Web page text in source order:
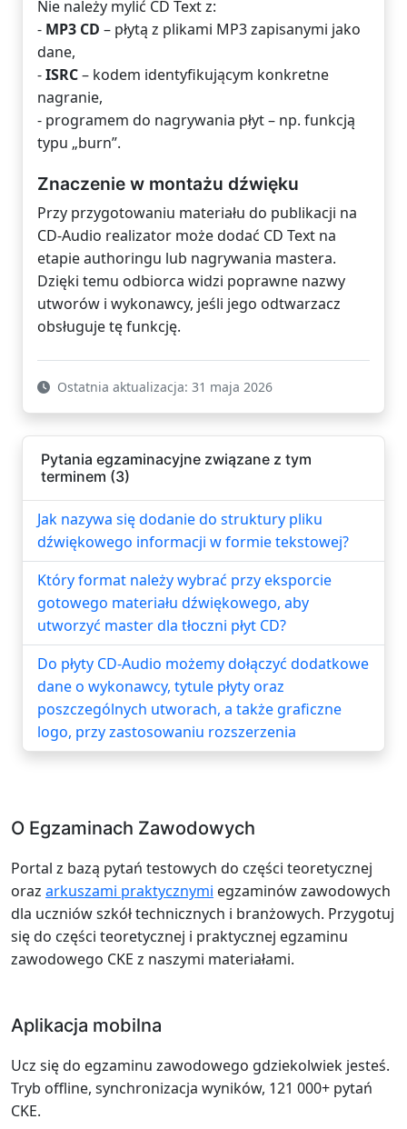
Nie należy mylić CD Text z:
- MP3 CD – płytą z plikami MP3 zapisanymi jako
dane,
-ISRC– kodem identyfikującym konkretne
nagranie,
- programem do nagrywania płyt – np. funkcją
typu „burn”.
Znaczenie w montażu dźwięku
Przy przygotowaniu materiału do publikacji na
CD-Audio realizator może dodać CD Text na
etapie authoringu lub nagrywania mastera.
Dzięki temu odbiorca widzi poprawne nazwy
utworów i wykonawcy, jeśli jego odtwarzacz
obsługuje tę funkcję.
Ostatnia aktualizacja: 31 maja 2026
Pytania egzaminacyjne związane z tym
terminem (3)
Jak nazywa się dodanie do struktury pliku
dźwiękowego informacji w formie tekstowej?
Który format należy wybrać przy eksporcie
gotowego materiału dźwiękowego, aby
utworzyć master dla tłoczni płyt CD?
Do płyty CD-Audio możemy dołączyć dodatkowe
dane o wykonawcy, tytule płyty oraz
poszczególnych utworach, a także graficzne
logo, przy zastosowaniu rozszerzenia
O Egzaminach Zawodowych
Portal z bazą pytań testowych do części teoretycznej
oraz arkuszami praktycznymi egzaminów zawodowych
dla uczniów szkół technicznych i branżowych. Przygotuj
się do części teoretycznej i praktycznej egzaminu
zawodowego CKE z naszymi materiałami.
Aplikacja mobilna
Ucz się do egzaminu zawodowego gdziekolwiek jesteś.
Tryb offline, synchronizacja wyników, 121 000+ pytań
CKE.